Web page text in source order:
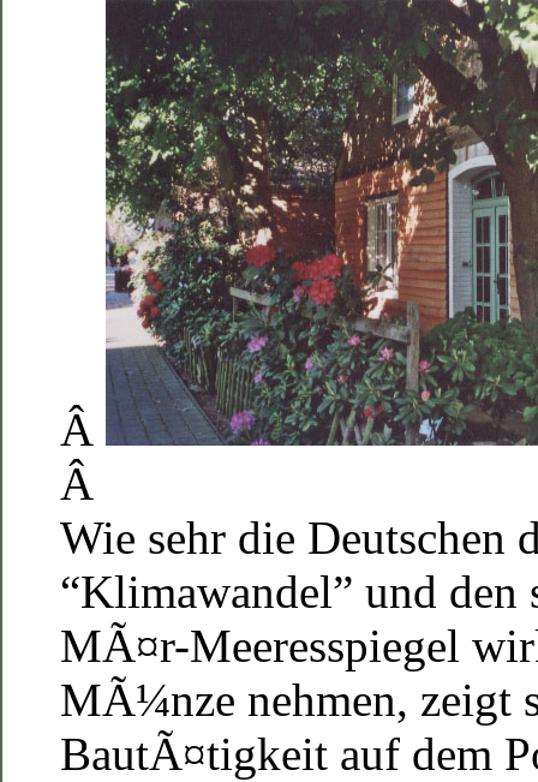
Â
Â
Wie sehr die Deutschen
“Klimawandel” und den
MÃ¤r-Meeresspiegel
MÃ¼nze nehmen, zeigt
BautÃ¤tigkeit auf dem